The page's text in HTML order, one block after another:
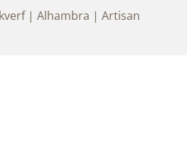
| Alhambra | Artisan